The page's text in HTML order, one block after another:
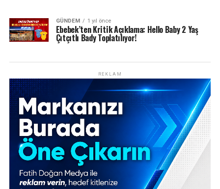
GÜNDEM 1 yıl önce
Ebebek’ten Kritik Açıklama: Hello Baby 2 Yaş
Çıtçıtlı Bady Toplatılıyor!
REKLAM